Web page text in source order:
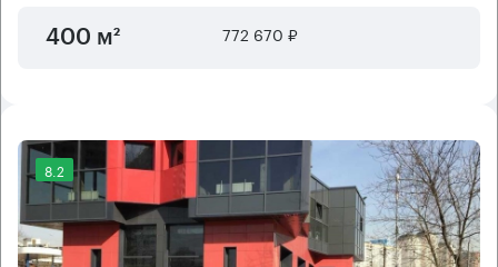
400 м² 772 670 ₽
8.2